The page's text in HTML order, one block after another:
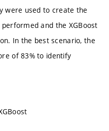
were used to create the
and the XGBoost
In the best scenario, the
of 83% to identify